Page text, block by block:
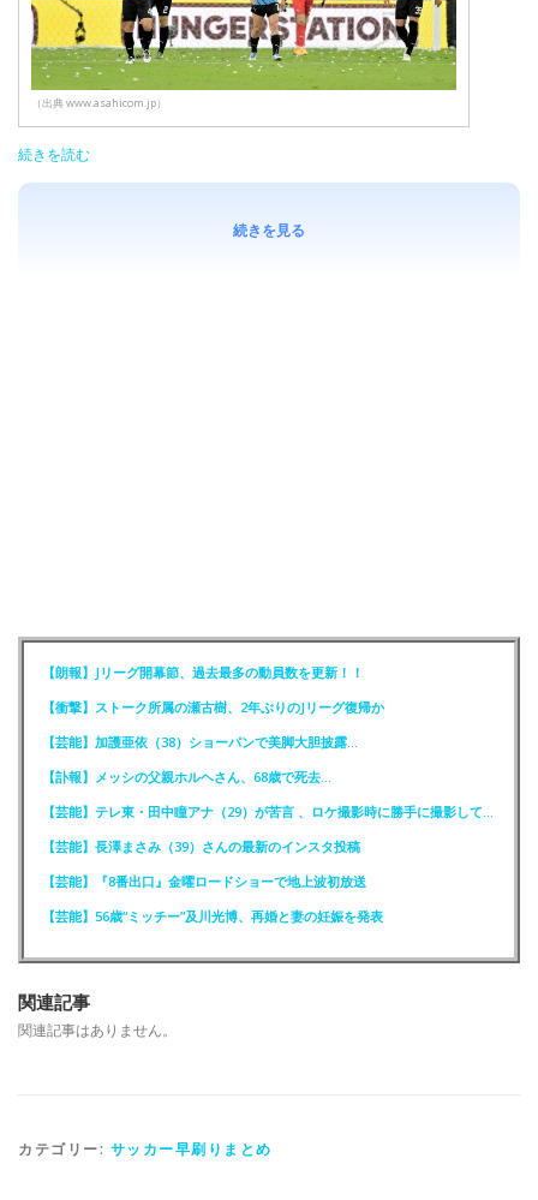
（出典 www.asahicom.jp）
続きを読む
続きを見る
【朗報】Jリーグ開幕節、過去最多の動員数を更新！！
【衝撃】ストーク所属の瀬古樹、2年ぶりのJリーグ復帰か
【芸能】加護亜依（38）ショーパンで美脚大胆披露…
【訃報】メッシの父親ホルヘさん、68歳で死去…
【芸能】テレ東・田中瞳アナ（29）が苦言 、ロケ撮影時に勝手に撮影してくる人達に注意喚起
【芸能】長澤まさみ（39）さんの最新のインスタ投稿
【芸能】『8番出口』金曜ロードショーで地上波初放送
【芸能】56歳“ミッチー”及川光博、再婚と妻の妊娠を発表
関連記事
関連記事はありません。
カテゴリー: サッカー早刷りまとめ